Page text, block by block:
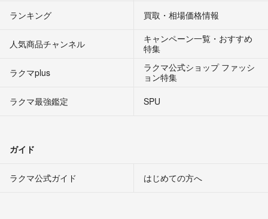
ランキング 買取・相場価格情報
人気商品チャンネル
キャンペーン一覧・おすすめ
特集
ラクマplus
ラクマ公式ショップ ファッシ
ョン特集
ラクマ最強鑑定
SPU
ガイド
ラクマ公式ガイド はじめての方へ